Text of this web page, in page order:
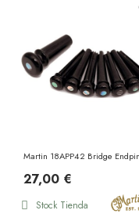
Martin 18APP42 Bridge
27,00 €
Stock Tienda